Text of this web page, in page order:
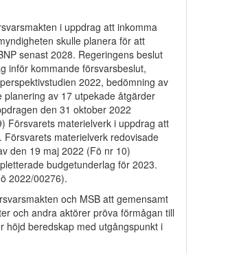
i uppdrag att inkomma
skulle planera för att
senast 2028. Regeringens beslut
inför kommande försvarsbeslut,
2022, bedömning av
av 17 utpekade åtgärder
den 31 oktober 2022
Försvarets materielverk i uppdrag att
materielverk redovisade
den 19 maj 2022 (Fö nr 10)
budgetunderlag för 2023.
2022/00276).
och MSB att gemensamt
och andra aktörer pröva förmågan till
höjd beredskap med utgångspunkt i